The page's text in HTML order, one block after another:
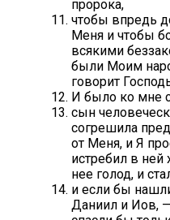
пророка,
чтобы впредь
Меня и чтобы
всякими
были Моим
говорит
И было ко мне
сын
согрешила
от Меня, и Я
истребил в ней
нее голод, и
и если бы
Даниил и Иов,